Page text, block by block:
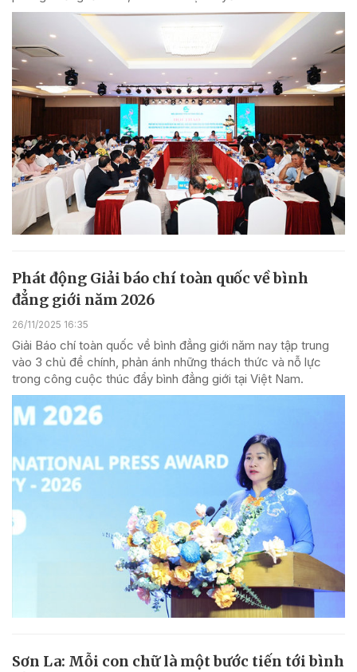
Phát động Giải báo chí toàn quốc về bình
đẳng giới năm 2026
26/11/2025 16:35
Giải Báo chí toàn quốc về bình đẳng giới năm nay tập trung
vào 3 chủ đề chính, phản ánh những thách thức và nỗ lực
trong công cuộc thúc đẩy bình đẳng giới tại Việt Nam.
Sơn La: Mỗi con chữ là một bước tiến tới bình